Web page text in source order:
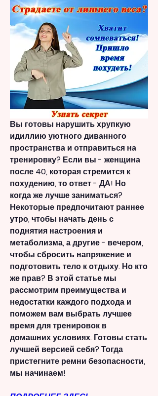
Вы готовы нарушить хрупкую
идиллию уютного диванного
пространства и отправиться на
тренировку? Если вы - женщина
после 40, которая стремится к
похудению, то ответ - ДА! Но
когда же лучше заниматься?
Некоторые предпочитают раннее
утро, чтобы начать день с
поднятия настроения и
метаболизма, а другие - вечером,
чтобы сбросить напряжение и
подготовить тело к отдыху. Но кто
же прав? В этой статье мы
рассмотрим преимущества и
недостатки каждого подхода и
поможем вам выбрать лучшее
время для тренировок в
домашних условиях. Готовы стать
лучшей версией себя? Тогда
пристегните ремни безопасности,
мы начинаем!